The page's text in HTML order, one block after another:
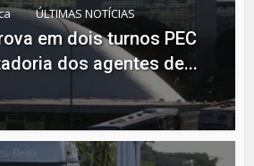
ÚLTIMAS NOTÍCIAS
em dois turnos PEC
dos agentes de...